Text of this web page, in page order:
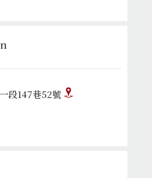
段147巷52號